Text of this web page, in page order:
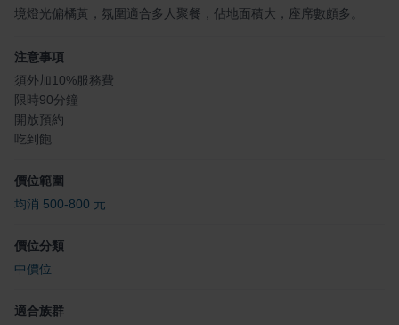
境燈光偏橘黃，氛圍適合多人聚餐，佔地面積大，座席數頗多。
注意事項
須外加10%服務費
限時90分鐘
開放預約
吃到飽
價位範圍
均消 500-800 元
價位分類
中價位
適合族群